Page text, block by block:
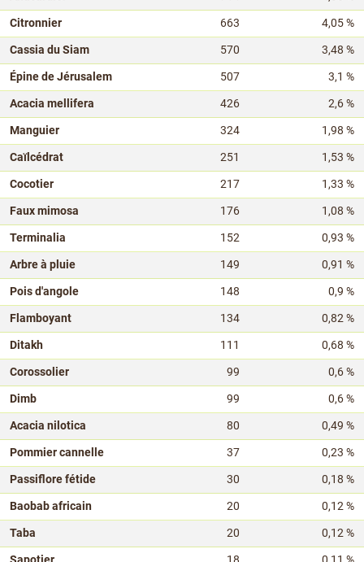
Citronnier
663
4,05 %
Cassia du Siam
570
3,48 %
Épine de Jérusalem
507
3,1 %
Acacia mellifera
426
2,6 %
Manguier
324
1,98 %
Caïlcédrat
251
1,53 %
Cocotier
217
1,33 %
Faux mimosa
176
1,08 %
Terminalia
152
0,93 %
Arbre à pluie
149
0,91 %
Pois d'angole
148
0,9 %
Flamboyant
134
0,82 %
Ditakh
111
0,68 %
Corossolier
99
0,6 %
Dimb
99
0,6 %
Acacia nilotica
80
0,49 %
Pommier cannelle
37
0,23 %
Passiflore fétide
30
0,18 %
Baobab africain
20
0,12 %
Taba
20
0,12 %